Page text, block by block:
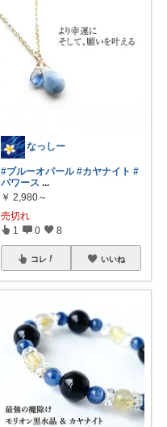
なっしー
#ブルーオパール #カヤナイト #
パワース ...
￥ 2,980～
売切れ
1 0 8
コレ いいね